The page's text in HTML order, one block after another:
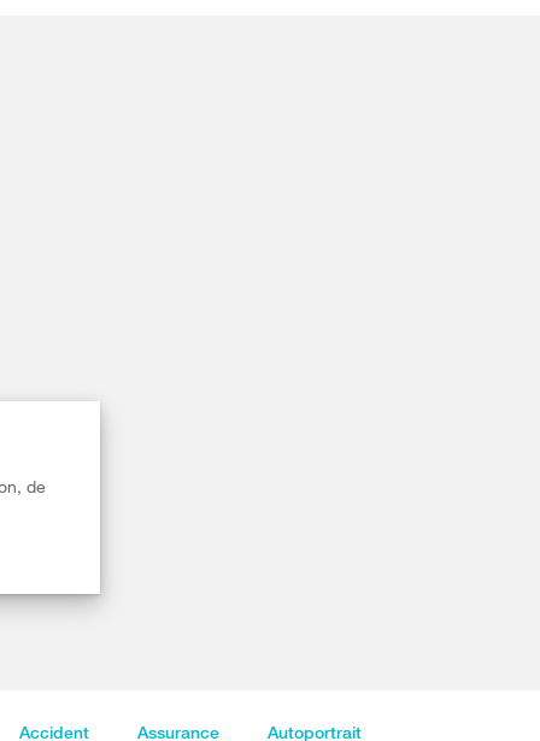
de
Accident Assurance Autoportrait